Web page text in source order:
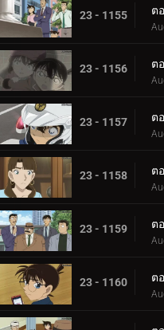
23 - 1155
23 - 1156
23 - 1157
23 - 1158
23 - 1159
23 - 1160